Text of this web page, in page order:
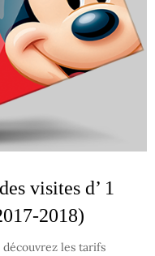
visites d’ 1
2018)
découvrez les tarifs